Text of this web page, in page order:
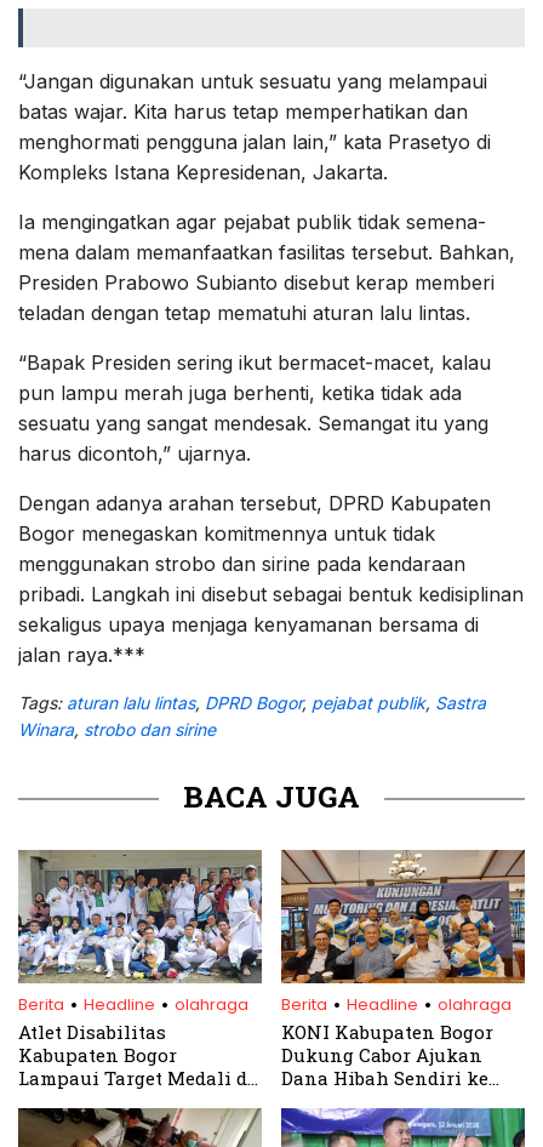
“Jangan digunakan untuk sesuatu yang melampaui
batas wajar. Kita harus tetap memperhatikan dan
menghormati pengguna jalan lain,” kata Prasetyo di
Kompleks Istana Kepresidenan, Jakarta.
Ia mengingatkan agar pejabat publik tidak semena-
mena dalam memanfaatkan fasilitas tersebut. Bahkan,
Presiden Prabowo Subianto disebut kerap memberi
teladan dengan tetap mematuhi aturan lalu lintas.
“Bapak Presiden sering ikut bermacet-macet, kalau
pun lampu merah juga berhenti, ketika tidak ada
sesuatu yang sangat mendesak. Semangat itu yang
harus dicontoh,” ujarnya.
Dengan adanya arahan tersebut, DPRD Kabupaten
Bogor menegaskan komitmennya untuk tidak
menggunakan strobo dan sirine pada kendaraan
pribadi. Langkah ini disebut sebagai bentuk kedisiplinan
sekaligus upaya menjaga kenyamanan bersama di
jalan raya.***
Tags: aturan lalu lintas, DPRD Bogor, pejabat publik, Sastra
Winara, strobo dan sirine
BACA JUGA
Berita . Headline . olahraga
Atlet Disabilitas
Kabupaten Bogor
Lampaui Target Medali di
Berita . Headline . olahraga
KONI Kabupaten Bogor
Dukung Cabor Ajukan
Dana Hibah Sendiri ke